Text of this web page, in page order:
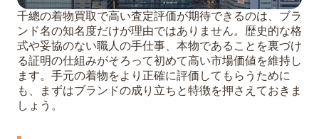
千總の着物買取で高い査定評価が期待できるのは、ブラ
ンド名の知名度だけが理由ではありません。歴史的な格
式や妥協のない職人の手仕事、本物であることを裏づけ
る証明の仕組みがそろって初めて高い市場価値を維持し
ます。手元の着物をより正確に評価してもらうために
も、まずはブランドの成り立ちと特徴を押さえておきま
しょう。